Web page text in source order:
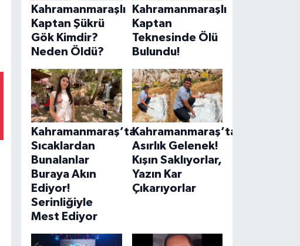
Kahramanmaraşlı
Kaptan Şükrü
Gök Kimdir?
Neden Öldü?
Kahramanmaraşlı
Kaptan
Teknesinde Ölü
Bulundu!
Kahramanmaraş’ta
Sıcaklardan
Bunalanlar
Buraya Akın
Ediyor!
Serinliğiyle
Mest Ediyor
Kahramanmaraş’ta
Asırlık Gelenek!
Kışın Saklıyorlar,
Yazın Kar
Çıkarıyorlar